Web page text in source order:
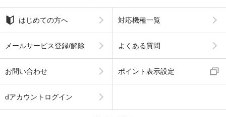
はじめての方へ 対応機種一覧
メールサービス登録/解除 よくある質問
お問い合わせ ポイント表示設定
dアカウントログイン